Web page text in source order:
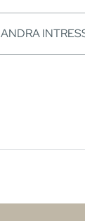
ANDRA